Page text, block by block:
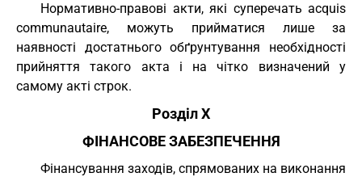
Нормативно-правові акти, які суперечать acquis
communautaire, можуть прийматися лише за
наявності достатнього обґрунтування необхідності
прийняття такого акта і на чітко визначений у
самому акті строк.
Розділ X
ФІНАНСОВЕ ЗАБЕЗПЕЧЕННЯ
Фінансування заходів, спрямованих на виконання